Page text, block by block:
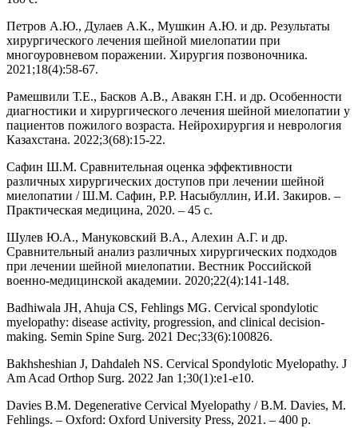
Петров А.Ю., Дулаев А.К., Мушкин А.Ю. и др. Результаты
хирургического лечения шейной миелопатии при
многоуровневом поражении. Хирургия позвоночника.
2021;18(4):58-67.
Рамешвили Т.Е., Басков А.В., Авакян Г.Н. и др. Особенности
диагностики и хирургического лечения шейной миелопатии у
пациентов пожилого возраста. Нейрохирургия и неврология
Казахстана. 2022;3(68):15-22.
Сафин Ш.М. Сравнительная оценка эффективности
различных хирургических доступов при лечении шейной
миелопатии / Ш.М. Сафин, Р.Р. Насыбуллин, И.И. Закиров. –
Практическая медицина, 2020. – 45 с.
Шулев Ю.А., Мануковский В.А., Алехин А.Г. и др.
Сравнительный анализ различных хирургических подходов
при лечении шейной миелопатии. Вестник Российской
военно-медицинской академии. 2020;22(4):141-148.
Badhiwala JH, Ahuja CS, Fehlings MG. Cervical spondylotic
myelopathy: disease activity, progression, and clinical decision-
making. Semin Spine Surg. 2021 Dec;33(6):100826.
Bakhsheshian J, Dahdaleh NS. Cervical Spondylotic Myelopathy. J
Am Acad Orthop Surg. 2022 Jan 1;30(1):e1-e10.
Davies B.M. Degenerative Cervical Myelopathy / B.M. Davies, M.
Fehlings. – Oxford: Oxford University Press, 2021. – 400 p.